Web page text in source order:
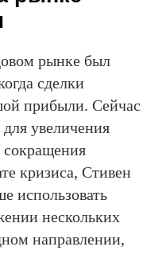
рынке был
сделки
прибыли. Сейчас
увеличения
сокращения
кризиса, Стивен
использовать
нескольких
направлении,